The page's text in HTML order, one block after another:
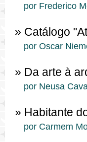
por Frederico
» Catálogo
por Oscar
» Da arte à
por Neusa
» Habitante
por Carmem